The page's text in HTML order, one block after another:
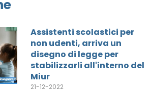
Assistenti scolastici per
non udenti, arriva un
disegno di legge per
stabilizzarli all'interno del
Miur
21-12-2022